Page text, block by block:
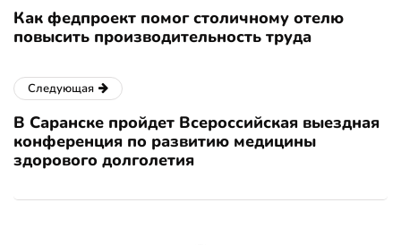
Как федпроект помог столичному отелю
повысить производительность труда
Следующая
В Саранске пройдет Всероссийская выездная
конференция по развитию медицины
здорового долголетия